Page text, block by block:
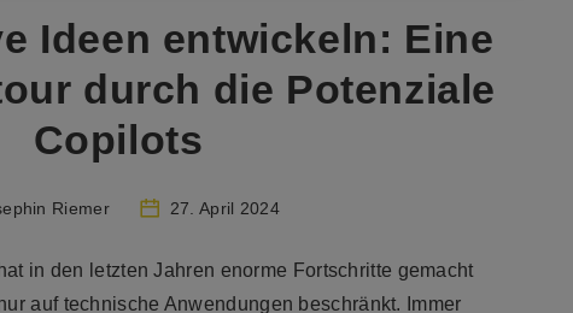
Ideen entwickeln: Eine
durch die Potenziale
Copilots
Riemer 27. April 2024
in den letzten Jahren enorme Fortschritte gemacht
auf technische Anwendungen beschränkt. Immer